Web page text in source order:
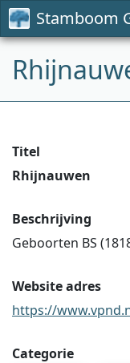
Stamboom
Titel
Rhijnauwen
Beschrijving
Geboorten BS
Website adres
https://
Categorie